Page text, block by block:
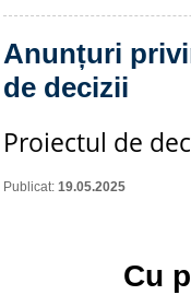
Anunțuri
de decizii
Proiectul de
Publicat: 19.05.2025
Cu